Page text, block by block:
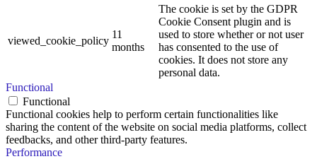
viewed_cookie_policy
11
months
The cookie is set by the GDPR
Cookie Consent plugin and is
used to store whether or not user
has consented to the use of
cookies. It does not store any
personal data.
Functional
Functional
Functional cookies help to perform certain functionalities like
sharing the content of the website on social media platforms, collect
feedbacks, and other third-party features.
Performance